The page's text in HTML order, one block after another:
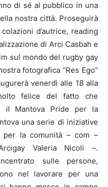
di sé al pubblico in una
nostra città. Proseguirà
d’autrice, reading
di Arci Casbah e
sul mondo del rugby gay
fotografica “Res Ego”
venerdì alle 18 alla
felice del fatto che
il Mantova Pride per la
una serie di iniziative
la comunità – com –
Valeria Nicoli –.
sulle persone,
nel lavorare per una